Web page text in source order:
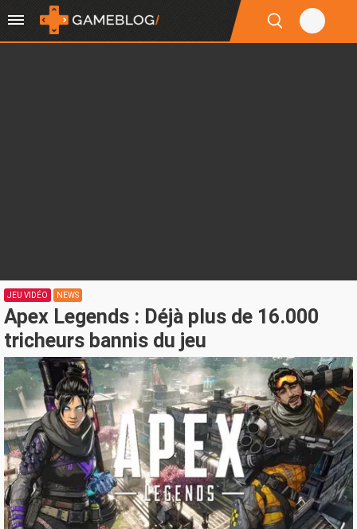
JEU VIDÉO NEWS
Apex Legends : Déjà plus de 16.000
tricheurs bannis du jeu